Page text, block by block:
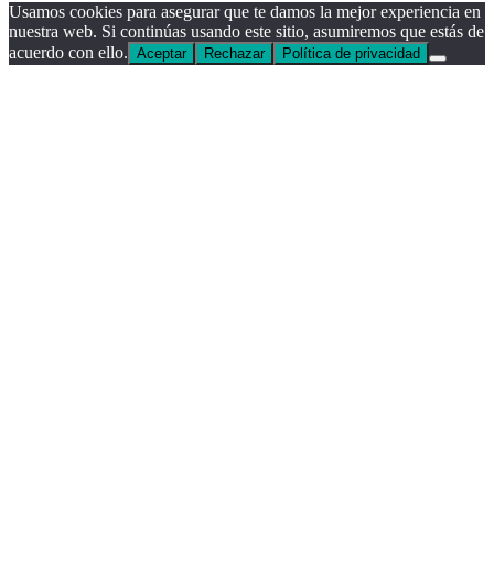
Usamos cookies para asegurar que te damos la mejor experiencia en
nuestra web. Si continúas usando este sitio, asumiremos que estás de
acuerdo con ello. Aceptar Rechazar Política de privacidad